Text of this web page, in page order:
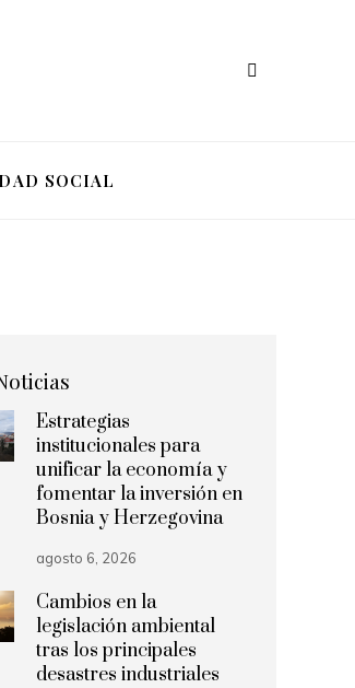
SOCIAL
Estrategias
institucionales para
unificar la economía y
fomentar la inversión en
Bosnia y Herzegovina
agosto 6, 2026
Cambios en la
legislación ambiental
tras los principales
desastres industriales